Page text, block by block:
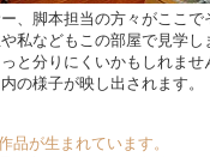
、脚本担当の方々がここで
私などもこの部屋で見学し
と分りにくいかもしれませ
の様子が映し出されます。
品が生まれています。